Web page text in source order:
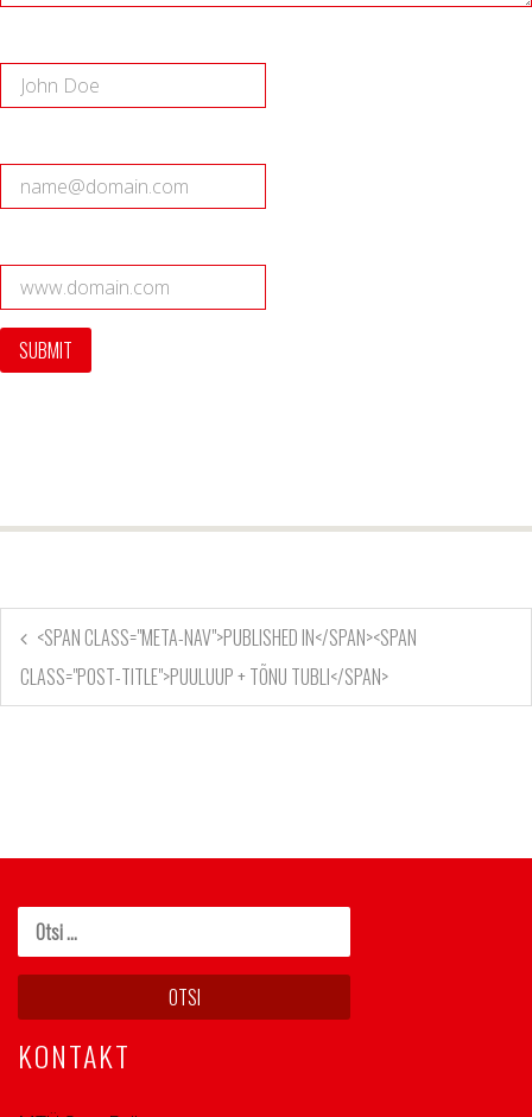
<SPAN CLASS="META-NAV">PUBLISHED IN</SPAN><SPAN
CLASS="POST-TITLE">PUULUUP + TÕNU TUBLI</SPAN>
KONTAKT